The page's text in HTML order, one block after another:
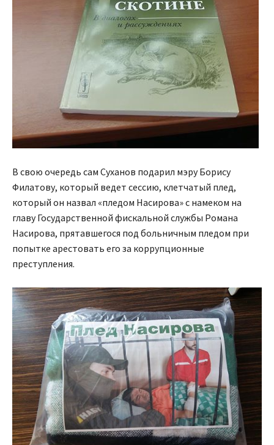
В свою очередь сам Суханов подарил мэру Борису
Филатову, который ведет сессию, клетчатый плед,
который он назвал «пледом Насирова» с намеком на
главу Государственной фискальной службы Романа
Насирова, прятавшегося под больничным пледом при
попытке арестовать его за коррупционные
преступления.